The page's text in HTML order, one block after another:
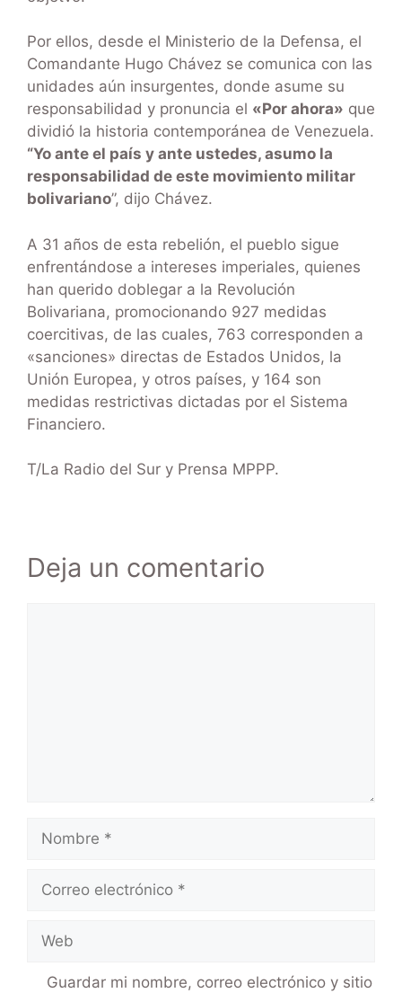
Por ellos, desde el Ministerio de la Defensa, el
Comandante Hugo Chávez se comunica con las
unidades aún insurgentes, donde asume su
responsabilidad y pronuncia el «Por ahora» que
dividió la historia contemporánea de Venezuela.
“Yo ante el país y ante ustedes, asumo la
responsabilidad de este movimiento militar
bolivariano”, dijo Chávez.
A 31 años de esta rebelión, el pueblo sigue
enfrentándose a intereses imperiales, quienes
han querido doblegar a la Revolución
Bolivariana, promocionando 927 medidas
coercitivas, de las cuales, 763 corresponden a
«sanciones» directas de Estados Unidos, la
Unión Europea, y otros países, y 164 son
medidas restrictivas dictadas por el Sistema
Financiero.
T/La Radio del Sur y Prensa MPPP.
Deja un comentario
Guardar mi nombre, correo electrónico y sitio